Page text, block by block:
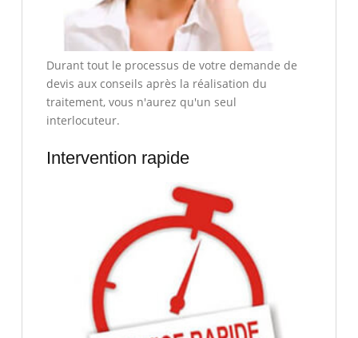
Durant tout le processus de votre demande de
devis aux conseils après la réalisation du
traitement, vous n'aurez qu'un seul
interlocuteur.
Intervention rapide